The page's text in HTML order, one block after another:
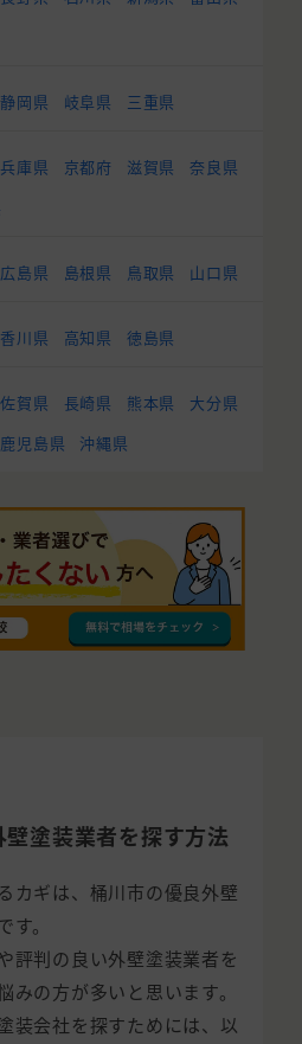
静岡県 岐阜県 三重県
兵庫県 京都府 滋賀県
奈良県
広島県 島根県 鳥取県 山口県
香川県 高知県 徳島県
佐賀県 長崎県 熊本県
大分県
鹿児島県 沖縄県
塗装業者を探す方法
カギは、桶川市の優良外壁
。
評判の良い外壁塗装業者を
みの方が多いと思います。
装会社を探すためには、以